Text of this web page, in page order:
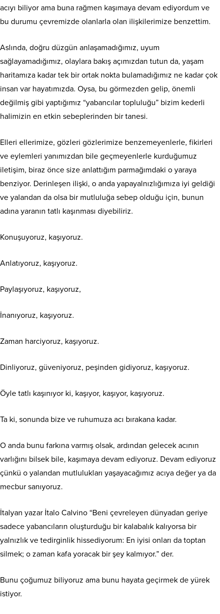
acıyı biliyor ama buna rağmen kaşımaya devam ediyordum ve
bu durumu çevremizde olanlarla olan ilişkilerimize benzettim.
Aslında, doğru düzgün anlaşamadığımız, uyum
sağlayamadığımız, olaylara bakış açımızdan tutun da, yaşam
haritamıza kadar tek bir ortak nokta bulamadığımız ne kadar çok
insan var hayatımızda. Oysa, bu görmezden gelip, önemli
değilmiş gibi yaptığımız “yabancılar topluluğu” bizim kederli
halimizin en etkin sebeplerinden bir tanesi.
Elleri ellerimize, gözleri gözlerimize benzemeyenlerle, fikirleri
ve eylemleri yanımızdan bile geçmeyenlerle kurduğumuz
iletişim, biraz önce size anlattığım parmağımdaki o yaraya
benziyor. Derinleşen ilişki, o anda yapayalnızlığımıza iyi geldiği
ve yalandan da olsa bir mutluluğa sebep olduğu için, bunun
adına yaranın tatlı kaşınması diyebiliriz.
Konuşuyoruz, kaşıyoruz.
Anlatıyoruz, kaşıyoruz.
Paylaşıyoruz, kaşıyoruz,
İnanıyoruz, kaşıyoruz.
Zaman harciyoruz, kaşıyoruz.
Dinliyoruz, güveniyoruz, peşinden gidiyoruz, kaşıyoruz.
Öyle tatlı kaşınıyor ki, kaşıyor, kaşıyor, kaşıyoruz.
Ta ki, sonunda bize ve ruhumuza acı bırakana kadar.
O anda bunu farkına varmış olsak, ardından gelecek acının
varlığını bilsek bile, kaşımaya devam ediyoruz. Devam ediyoruz
çünkü o yalandan mutlulukları yaşayacağımız acıya değer ya da
mecbur sanıyoruz.
İtalyan yazar İtalo Calvino “Beni çevreleyen dünyadan geriye
sadece yabancıların oluşturduğu bir kalabalık kalıyorsa bir
yalnızlık ve tedirginlik hissediyorum: En iyisi onları da toptan
silmek; o zaman kafa yoracak bir şey kalmıyor.” der.
Bunu çoğumuz biliyoruz ama bunu hayata geçirmek de yürek
istiyor.